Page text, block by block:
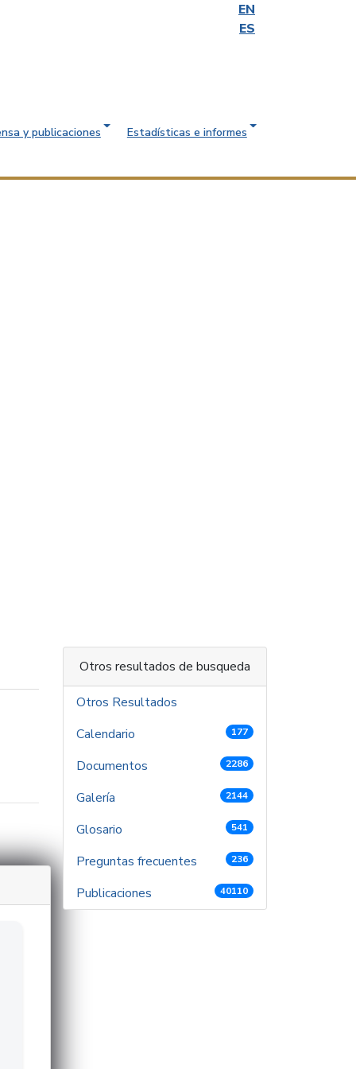
EN
ES
y publicaciones Estadísticas e informes
Otros resultados de busqueda
Otros Resultados
Calendario
177
Documentos 2286
Galería 2144
Glosario 541
Preguntas frecuentes 236
Publicaciones 40110